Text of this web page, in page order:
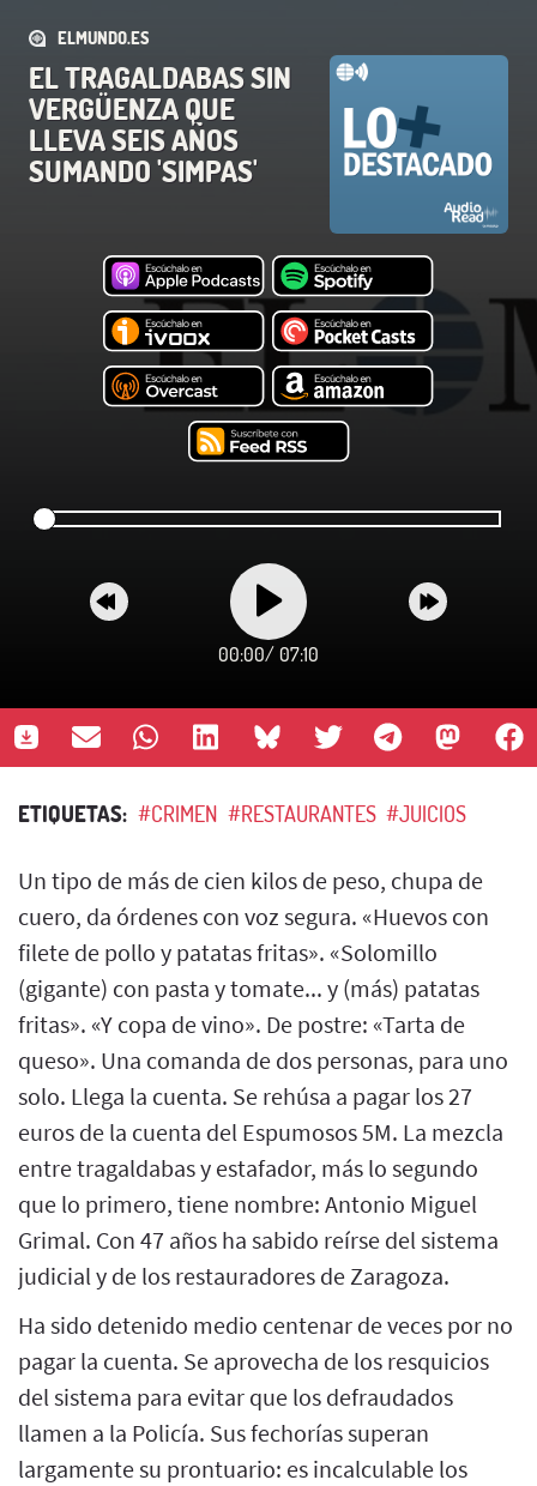
ELMUNDO.ES
EL TRAGALDABAS SIN
VERGÜENZA QUE
LLEVA SEIS AÑOS
SUMANDO 'SIMPAS'
00:00/ 07:10
ETIQUETAS: #CRIMEN #RESTAURANTES #JUICIOS
Un tipo de más de cien kilos de peso, chupa de
cuero, da órdenes con voz segura. «Huevos con
filete de pollo y patatas fritas». «Solomillo
(gigante) con pasta y tomate... y (más) patatas
fritas». «Y copa de vino». De postre: «Tarta de
queso». Una comanda de dos personas, para uno
solo. Llega la cuenta. Se rehúsa a pagar los 27
euros de la cuenta del Espumosos 5M. La mezcla
entre tragaldabas y estafador, más lo segundo
que lo primero, tiene nombre: Antonio Miguel
Grimal. Con 47 años ha sabido reírse del sistema
judicial y de los restauradores de Zaragoza.
Ha sido detenido medio centenar de veces por no
pagar la cuenta. Se aprovecha de los resquicios
del sistema para evitar que los defraudados
llamen a la Policía. Sus fechorías superan
largamente su prontuario: es incalculable los